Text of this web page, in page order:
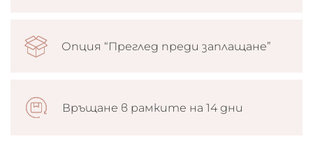
Опция “Преглед преди заплащане”
Връщане в рамките на 14 дни